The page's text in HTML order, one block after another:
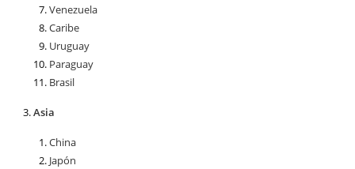
Venezuela
Caribe
Uruguay
Paraguay
Brasil
Asia
China
Japón